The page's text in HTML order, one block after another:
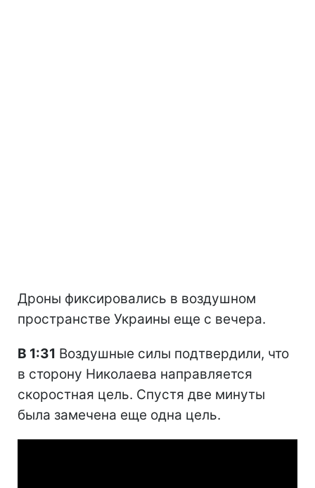
Дроны фиксировались в воздушном
пространстве Украины еще с вечера.
В 1:31 Воздушные силы подтвердили, что
в сторону Николаева направляется
скоростная цель. Спустя две минуты
была замечена еще одна цель.